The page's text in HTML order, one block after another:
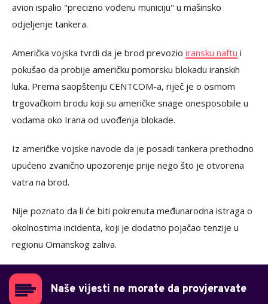
avion ispalio "precizno vođenu municiju" u mašinsko
odjeljenje tankera.
Američka vojska tvrdi da je brod prevozio iransku naftu i
pokušao da probije američku pomorsku blokadu iranskih
luka. Prema saopštenju CENTCOM-a, riječ je o osmom
trgovačkom brodu koji su američke snage onesposobile u
vodama oko Irana od uvođenja blokade.
Iz američke vojske navode da je posadi tankera prethodno
upućeno zvanično upozorenje prije nego što je otvorena
vatra na brod.
Nije poznato da li će biti pokrenuta međunarodna istraga o
okolnostima incidenta, koji je dodatno pojačao tenzije u
regionu Omanskog zaliva.
Naše vijesti ne morate da provjeravate